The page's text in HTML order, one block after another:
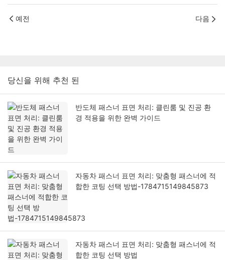
예전 다음
당신을 위해 추천 된
반도체 패스너 표면 처리: 클린룸 및 진공 환
경 적용을 위한 완벽 가이드
자동차 패스너 표면 처리: 맞춤형 패스너에 적
합한 코팅 선택 방법-1784715149845873
자동차 패스너 표면 처리: 맞춤형 패스너에 적
합한 코팅 선택 방법